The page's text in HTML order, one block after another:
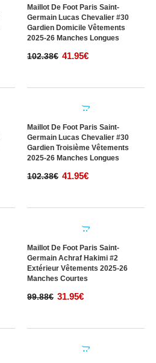
Germain Lucas Chevalier #30
Gardien Domicile Vêtements
2025-26 Manches Longues
41.95€
Germain Lucas Chevalier #30
Gardien Troisième Vêtements
2025-26 Manches Longues
102.38€ 41.95€